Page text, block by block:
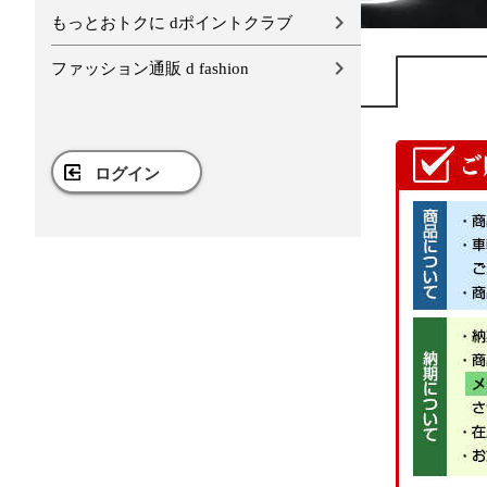
もっとおトクに dポイントクラブ
ファッション通販 d fashion
ログイン